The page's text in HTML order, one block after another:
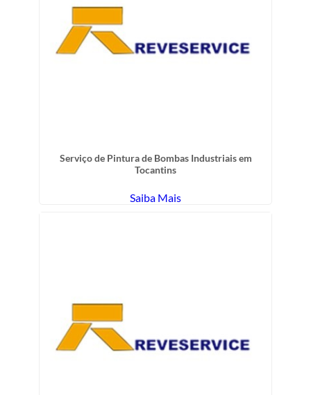
Serviço de Pintura de Bombas Industriais em
Tocantins
Saiba Mais